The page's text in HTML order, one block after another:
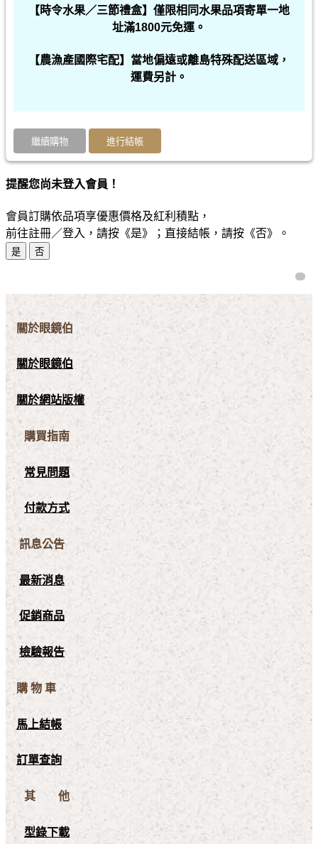
【時令水果／三節禮盒】僅限相同水果品項寄單一地
址滿1800元免運。
【農漁產國際宅配】當地偏遠或離島特殊配送區域，
運費另計。
提醒您尚未登入會員！
會員訂購依品項享優惠價格及紅利積點，
前往註冊／登入，請按《是》；直接結帳，請按《否》。
是 否
關於眼鏡伯
關於眼鏡伯
關於網站版權
購買指南
常見問題
付款方式
訊息公告
最新消息
促銷商品
檢驗報告
購 物 車
馬上結帳
訂單查詢
其 他
型錄下載